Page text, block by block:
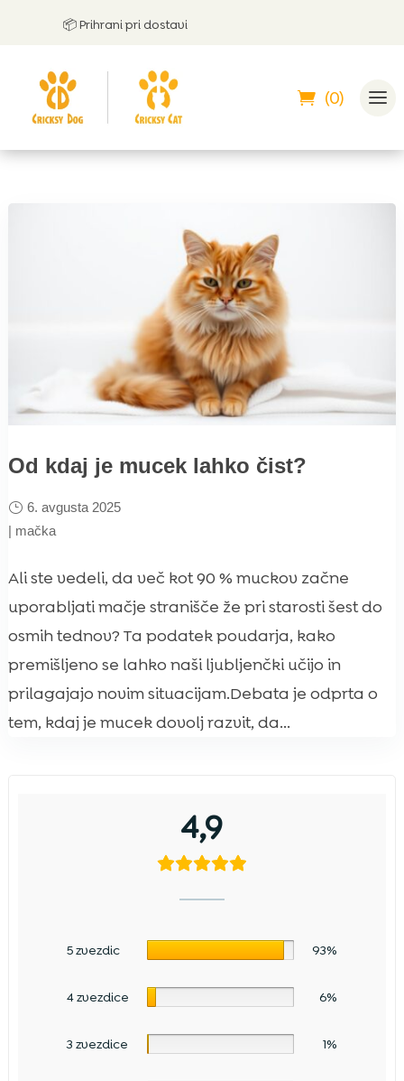
📦 Prihrani pri dostavi
(0)
Od kdaj je mucek lahko čist?
6. avgusta 2025
| mačka
Ali ste vedeli, da več kot 90 % muckov začne
uporabljati mačje stranišče že pri starosti šest do
osmih tednov? Ta podatek poudarja, kako
premišljeno se lahko naši ljubljenčki učijo in
prilagajajo novim situacijam.Debata je odprta o
tem, kdaj je mucek dovolj razvit, da...
4,9
5 zvezdic 93%
4 zvezdice 6%
3 zvezdice 1%